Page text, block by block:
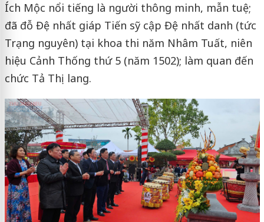
Ích Mộc nổi tiếng là người thông minh, mẫn tuệ;
đã đỗ Đệ nhất giáp Tiến sỹ cập Đệ nhất danh (tức
Trạng nguyên) tại khoa thi năm Nhâm Tuất, niên
hiệu Cảnh Thống thứ 5 (năm 1502); làm quan đến
chức Tả Thị lang.